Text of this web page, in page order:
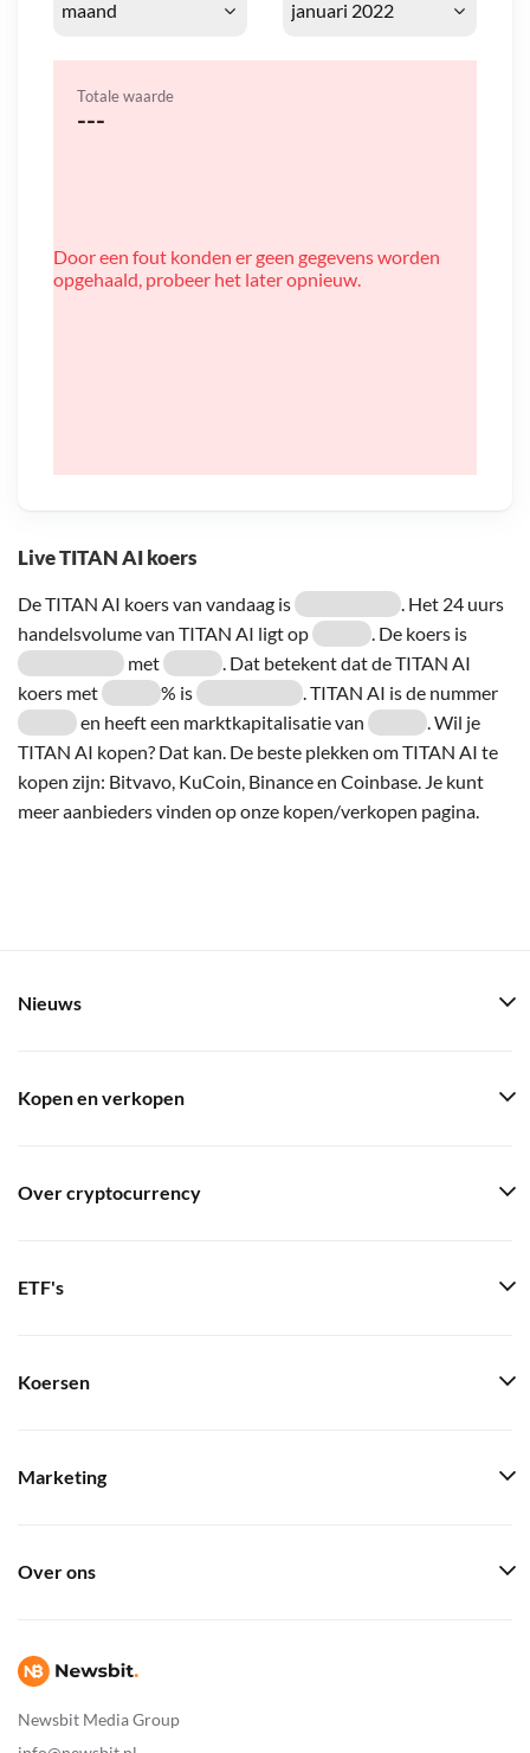
Live TITAN AI koers
De TITAN AI koers van vandaag is
. Het 24 uurs
handelsvolume van TITAN AI ligt op
. De koers is
met
. Dat betekent dat de TITAN AI
koers met
% is
. TITAN AI is de nummer
en heeft een marktkapitalisatie van
. Wil je
TITAN AI kopen? Dat kan. De beste plekken om TITAN AI te
kopen zijn: Bitvavo, KuCoin, Binance en Coinbase. Je kunt
meer aanbieders vinden op onze kopen/verkopen pagina.
Totale waarde
---
Door een fout konden er geen gegevens worden
opgehaald, probeer het later opnieuw.
Newsbit Media Group
Nieuws
Kopen en verkopen
Over cryptocurrency
ETF's
Koersen
Marketing
Over ons